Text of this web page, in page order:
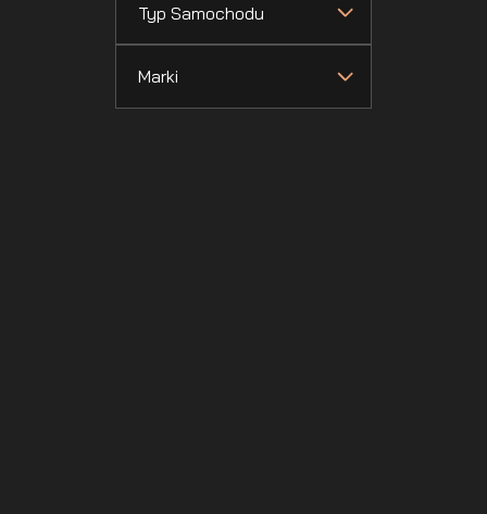
Typ Samochodu
Marki